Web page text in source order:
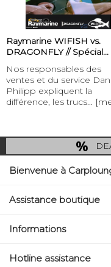
Raymarine WIFISH vs.
DRAGONFLY // Spécial...
Nos responsables des
ventes et du service
Philipp expliquent la
différence, les trucs...
Bienvenue à
Assistance boutique
Informations
Hotline assistance